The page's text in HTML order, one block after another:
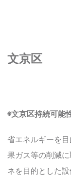
文京区
◉文京区持続可能
省エネルギーを
果ガス等の削減
ネを目的とした